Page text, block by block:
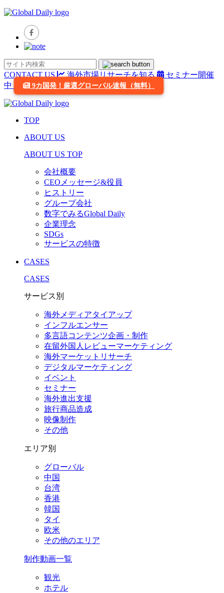
CONTACT US 海外市場リサーチを知る
セミナー開催
中
9カ国発！厳選グローバル速報（無料）
TOP
ABOUT US
ABOUT US TOP
会社概要
CEOメッセージ&役員
ヒストリー
グループ会社
数字でみるGlobal Daily
企業理念
SDGs
サービスの特徴
CASES
CASES
サービス別
海外メディアタイアップ
インフルエンサー
多言語コンテンツ企画・制作
在留外国⼈レビューマーケティング
海外マーケットリサーチ
デジタルマーケティング
イベント
セミナー
海外進出支援
旅行商品造成
映像制作
その他
エリア別
グローバル
中国
台湾
香港
韓国
タイ
欧米
その他のエリア
制作動画一覧
観光
ホテル